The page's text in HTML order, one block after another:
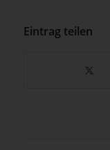
Eintrag teilen